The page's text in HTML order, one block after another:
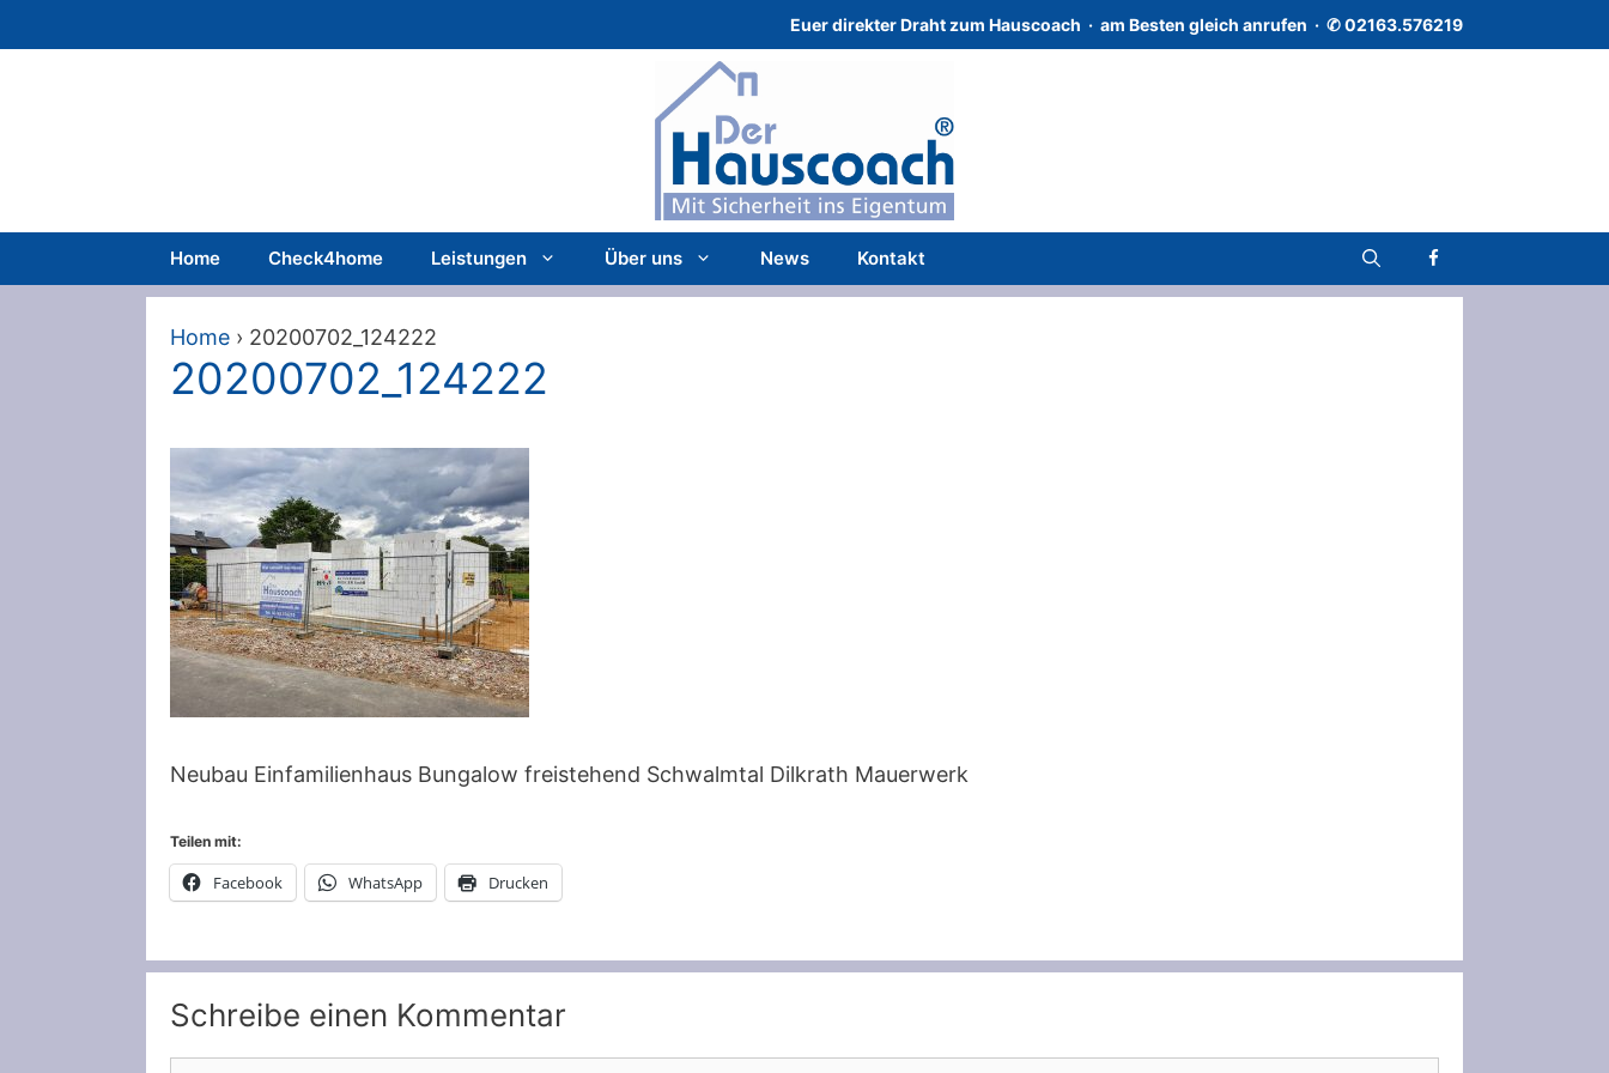
Inhalt
Euer direkter Draht zum Hauscoach · am Besten gleich anrufen · ✆02163.576219
Home Check4home Leistungen Über uns News Kontakt
Home › 20200702_124222
20200702_124222
Neubau Einfamilienhaus Bungalow freistehend Schwalmtal Dilkrath Mauerwerk
Teilen mit:
Facebook WhatsApp Drucken
Schreibe einen Kommentar